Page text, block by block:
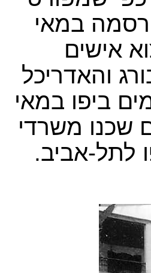
במאי
אישים
והאדריכל
ביפו במאי
שכנו משרדי
לתל-אביב.